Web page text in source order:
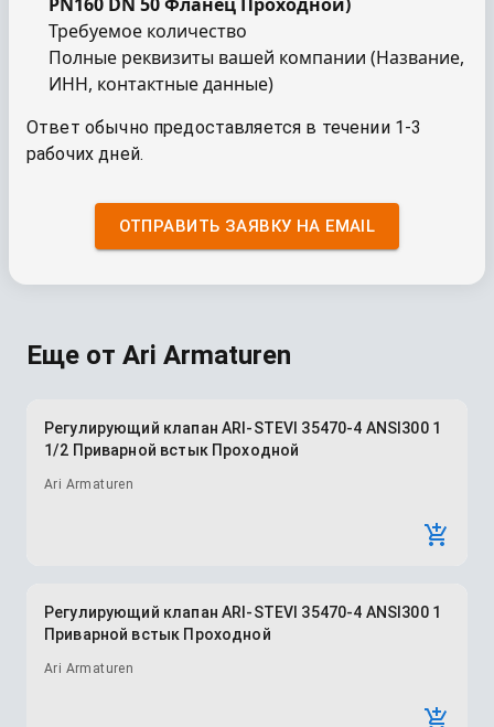
Требуемое количество
Полные реквизиты вашей компании (Название,
ИНН, контактные данные)
Ответ обычно предоставляется в течении 1-3
рабочих дней.
ОТПРАВИТЬ ЗАЯВКУ НА EMAIL
Еще от Ari Armaturen
Регулирующий клапан ARI-STEVI 35470-4 ANSI300 1
1/2 Приварной встык Проходной
Ari Armaturen
Регулирующий клапан ARI-STEVI 35470-4 ANSI300 1
Приварной встык Проходной
Ari Armaturen